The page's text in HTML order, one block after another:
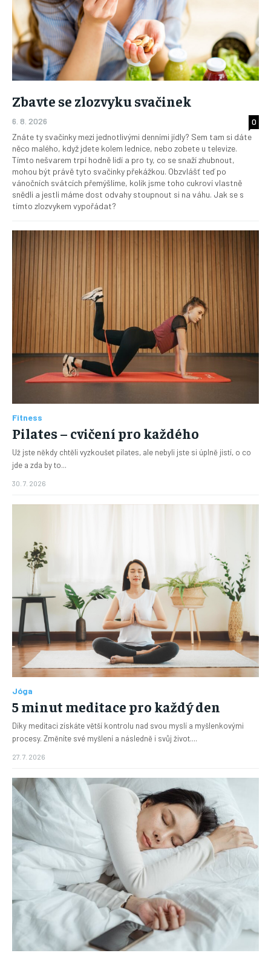
Zbavte se zlozvyku svačinek
6. 8. 2026
0
Znáte ty svačinky mezi jednotlivými denními jídly? Sem tam si dáte
něco malého, když jdete kolem lednice, nebo zobete u televize.
Tímto nešvarem trpí hodně lidí a pro ty, co se snaží zhubnout,
mohou být právě tyto svačinky překážkou. Obzvlášť teď po
vánočních svátcích přemýšlíme, kolik jsme toho cukroví vlastně
snědli a jestli máme dost odvahy stoupnout si na váhu. Jak se s
tímto zlozvykem vypořádat?
Fitness
Pilates – cvičení pro každého
Už jste někdy chtěli vyzkoušet pilates, ale nebyli jste si úplně jistí, o co
jde a zda by to...
30. 7. 2026
Jóga
5 minut meditace pro každý den
Díky meditaci získáte větší kontrolu nad svou myslí a myšlenkovými
procesy. Změníte své myšlení a následně i svůj život....
27. 7. 2026